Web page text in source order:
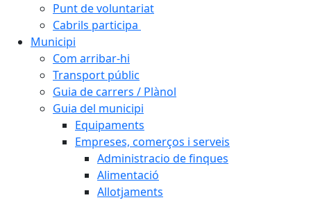
Punt de voluntariat
Cabrils participa
Municipi
Com arribar-hi
Transport públic
Guia de carrers / Plànol
Guia del municipi
Equipaments
Empreses, comerços i serveis
Administracio de finques
Alimentació
Allotjaments